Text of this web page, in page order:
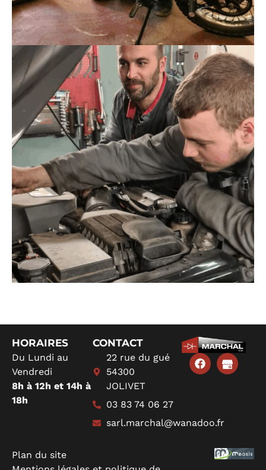
HORAIRES​
Du Lundi au
Vendredi
8h à 12h et 14h à
18h
CONTACT
22 rue du gué
54300
JOLIVET
03 83 74 06 27
sarl.marchal@wanadoo.fr
Plan du site